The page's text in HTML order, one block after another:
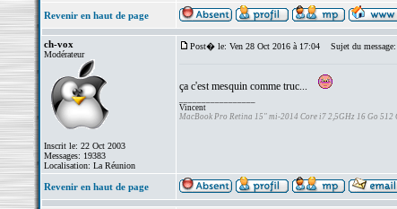
Revenir en haut de page
ch-vox
Modérateur
Inscrit le: 22 Oct 2003
Messages: 19383
Localisation: La Réunion
Post� le: Ven 28 Oct 2016 à 17:04 Sujet du message:
ça c'est mesquin comme truc...
Vincent
MacBook Pro Retina 15" mi-2014 Core i7 2,5GHz 16 Go 512
Revenir en haut de page